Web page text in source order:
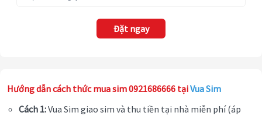
Đặt ngay
Hướng dẫn cách thức mua sim 0921686666 tạiVua Sim
Cách 1:Vua Sim giao sim và thu tiền tại nhà miễn phí (áp